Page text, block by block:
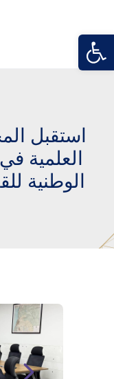
استقبل
العلمية
الوطنية